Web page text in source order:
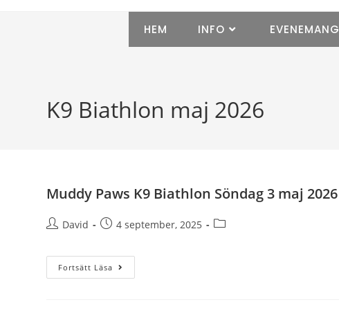
HEM INFO EVENEMANG
K9 Biathlon maj 2026
Muddy Paws K9 Biathlon Söndag 3 maj 2026
David 4 september, 2025
Fortsätt Läsa